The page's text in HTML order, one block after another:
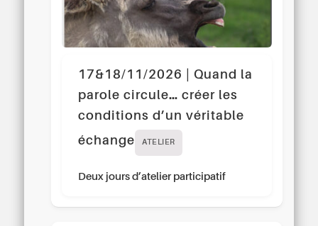
17&18/11/2026 | Quand la
parole circule… créer les
conditions d’un véritable
échange
ATELIER
Deux jours d’atelier participatif